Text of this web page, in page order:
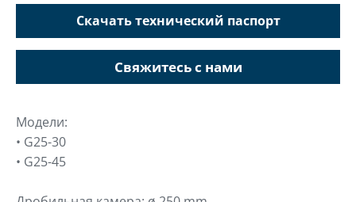
Скачать технический паспорт
Свяжитесь с нами
Модели:
• G25-30
• G25-45